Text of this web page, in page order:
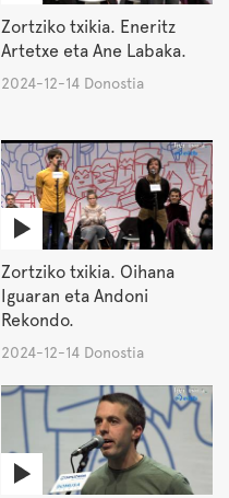
Zortziko txikia. Eneritz
Artetxe eta Ane Labaka.
2024-12-14 Donostia
Zortziko txikia. Oihana
Iguaran eta Andoni
Rekondo.
2024-12-14 Donostia